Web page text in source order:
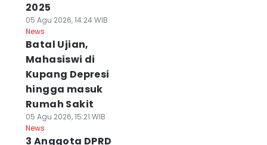
2025
05 Agu 2026, 14:24 WIB
News
Batal Ujian,
Mahasiswi di
Kupang Depresi
hingga masuk
Rumah Sakit
05 Agu 2026, 15:21 WIB
News
3 Anggota DPRD